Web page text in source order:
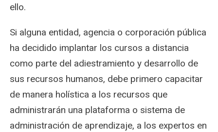
ello.
Si alguna entidad, agencia o corporación pública
ha decidido implantar los cursos a distancia
como parte del adiestramiento y desarrollo de
sus recursos humanos, debe primero capacitar
de manera holística a los recursos que
administrarán una plataforma o sistema de
administración de aprendizaje, a los expertos en